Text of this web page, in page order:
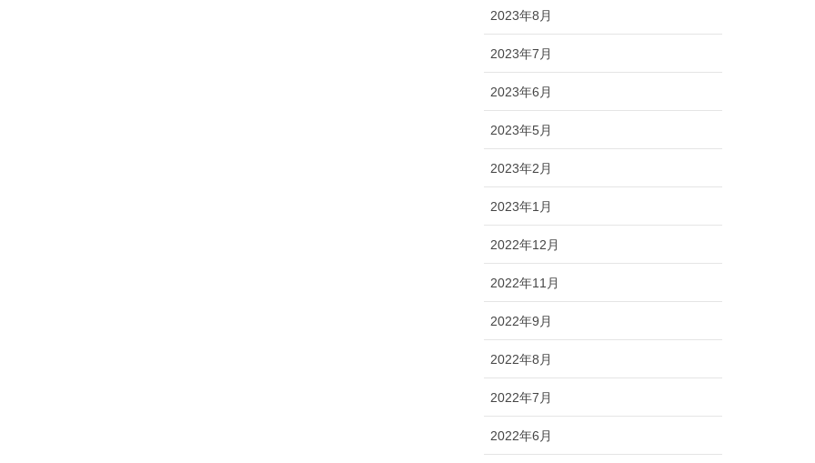
2023年8月
2023年7月
2023年6月
2023年5月
2023年2月
2023年1月
2022年12月
2022年11月
2022年9月
2022年8月
2022年7月
2022年6月